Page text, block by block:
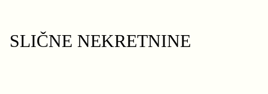
SLIČNE NEKRETNINE